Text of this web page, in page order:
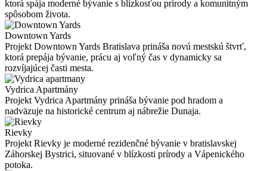
ktorá spája moderné bývanie s blízkosťou prírody a komunitným
spôsobom života.
Downtown Yards
Projekt Downtown Yards Bratislava prináša novú mestskú štvrť,
ktorá prepája bývanie, prácu aj voľný čas v dynamicky sa
rozvíjajúcej časti mesta.
Vydrica Apartmány
Projekt Vydrica Apartmány prináša bývanie pod hradom a
nadväzuje na historické centrum aj nábrežie Dunaja.
Rievky
Projekt Rievky je moderné rezidenčné bývanie v bratislavskej
Záhorskej Bystrici, situované v blízkosti prírody a Vápenického
potoka.